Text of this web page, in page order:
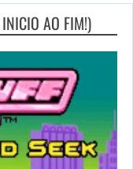
AO FIM!)